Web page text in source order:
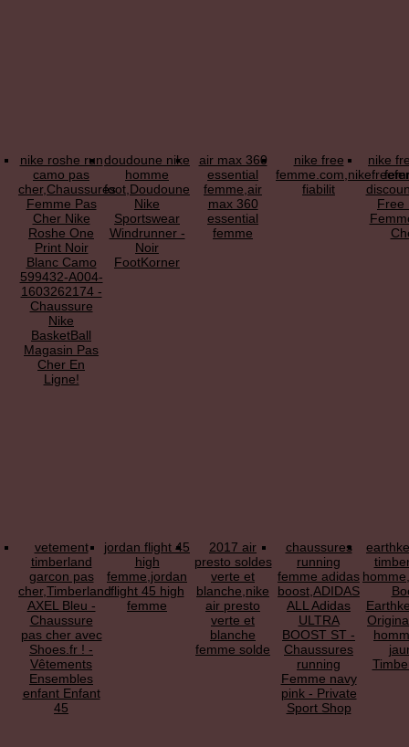
nike roshe run
camo pas
cher,Chaussures
Femme Pas
Cher Nike
Roshe One
Print Noir
Blanc Camo
599432-A004-
1603262174 -
Chaussure
Nike
BasketBall
Magasin Pas
Cher En
Ligne!
doudoune nike
homme
foot,Doudoune
Nike
Sportswear
Windrunner -
Noir
FootKorner
air max 360
essential
femme,air
max 360
essential
femme
nike free
fiabilit
nike
Free
vetement
timberland
garcon pas
cher,Timberland
AXEL Bleu -
Chaussure
pas cher avec
Shoes.fr ! -
Vêtements
Ensembles
enfant Enfant
45
jordan flight 45
high
femme,jordan
flight 45 high
femme
2017 air
presto soldes
verte et
blanche,nike
air presto
verte et
blanche
femme solde
chaussures
running
femme adidas
boost,ADIDAS
ALL Adidas
ULTRA
BOOST ST -
Chaussures
running
Femme navy
pink - Private
Sport Shop